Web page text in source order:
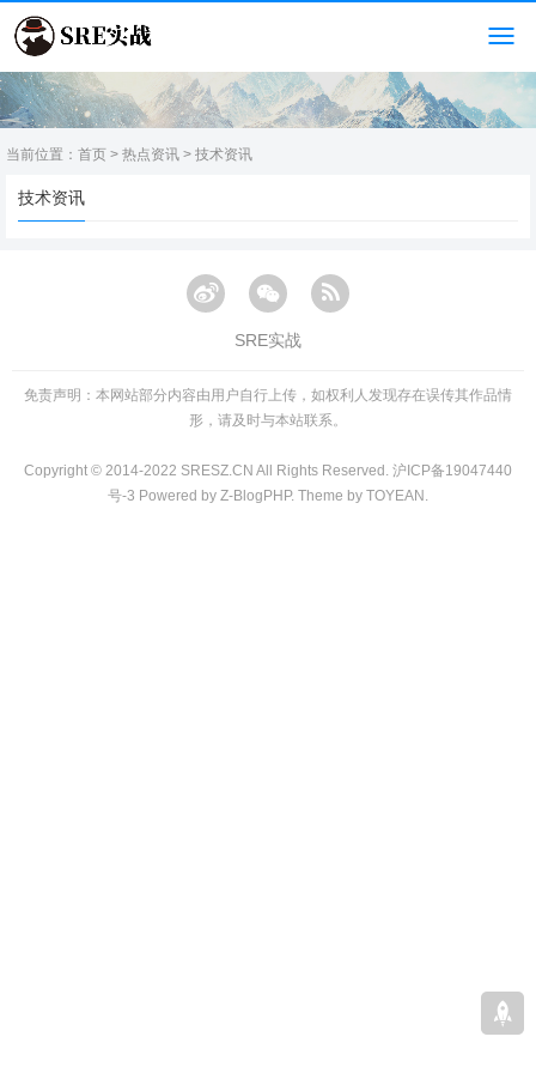
当前位置： 首页 > 热点资讯 > 技术资讯
技术资讯
SRE实战
免责声明：本网站部分内容由用户自行上传，如权利人发现存在误传其作品情
形，请及时与本站联系。
Copyright © 2014-2022 SRESZ.CN All Rights Reserved. 沪ICP备19047440
号-3 Powered by Z-BlogPHP. Theme by TOYEAN